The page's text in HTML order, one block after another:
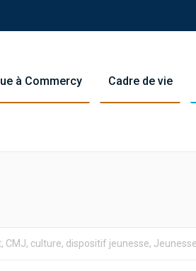
à Commercy Cadre de vie
, CMJ, culture, dispositif jeunesse,